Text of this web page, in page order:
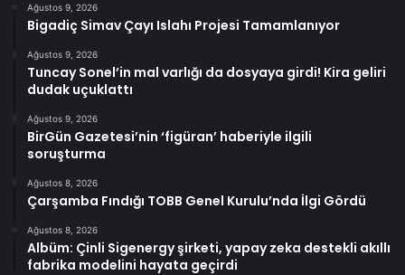
Ağustos 9, 2026
Bigadiç Simav Çayı Islahı Projesi Tamamlanıyor
Ağustos 9, 2026
Tuncay Sonel’in mal varlığı da dosyaya girdi! Kira geliri
dudak uçuklattı
Ağustos 9, 2026
BirGün Gazetesi’nin ‘figüran’ haberiyle ilgili
soruşturma
Ağustos 8, 2026
Çarşamba Fındığı TOBB Genel Kurulu’nda İlgi Gördü
Ağustos 8, 2026
Albüm: Çinli Sigenergy şirketi, yapay zeka destekli akıllı
fabrika modelini hayata geçirdi